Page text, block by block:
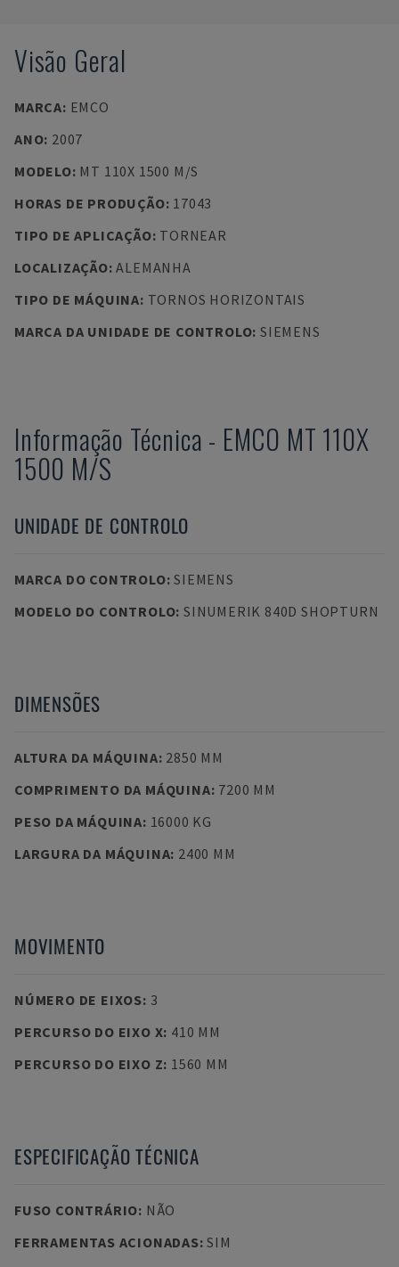
Visão Geral
MARCA: EMCO
ANO: 2007
MODELO: MT 110X 1500 M/S
HORAS DE PRODUÇÃO: 17043
TIPO DE APLICAÇÃO: TORNEAR
LOCALIZAÇÃO:ALEMANHA
TIPO DE MÁQUINA: TORNOS HORIZONTAIS
MARCA DA UNIDADE DE CONTROLO: SIEMENS
Informação Técnica - EMCO MT 110X
1500 M/S
UNIDADE DE CONTROLO
MARCA DO CONTROLO:SIEMENS
MODELO DO CONTROLO: SINUMERIK 840D SHOPTURN
DIMENSÕES
ALTURA DA MÁQUINA: 2850 MM
COMPRIMENTO DA MÁQUINA: 7200 MM
PESO DA MÁQUINA: 16000 KG
LARGURA DA MÁQUINA: 2400 MM
MOVIMENTO
NÚMERO DE EIXOS: 3
PERCURSO DO EIXO X: 410 MM
PERCURSO DO EIXO Z: 1560 MM
ESPECIFICAÇÃO TÉCNICA
FUSO CONTRÁRIO: NÃO
FERRAMENTAS ACIONADAS:SIM